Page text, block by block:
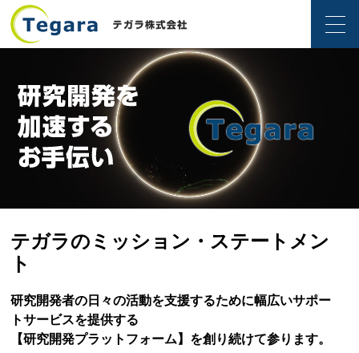
テガラのミッション・ステートメン
ト
研究開発者の日々の活動を支援するために幅広いサポー
トサービスを提供する
【研究開発プラットフォーム】を創り続けて参ります。